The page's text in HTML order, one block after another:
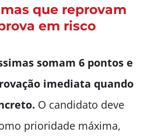
que reprovam
em risco
somam 6 pontos e
imediata quando
O candidato deve
prioridade máxima,